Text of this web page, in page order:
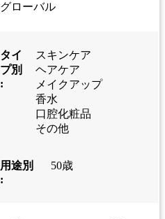
グローバル
タイ
プ別
:
スキンケア
ヘアケア
メイクアップ
香水
口腔化粧品
その他
用途別
:
50歳